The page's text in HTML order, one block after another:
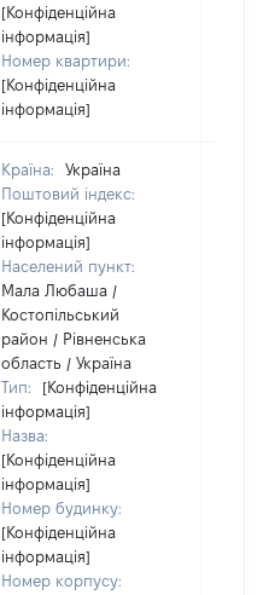
[Конфіденційна
інформація]
Номер квартири:
[Конфіденційна
інформація]
Країна:
Україна
Поштовий індекс:
[Конфіденційна
інформація]
Населений пункт:
Мала Любаша /
Костопільський
район / Рівненська
область / Україна
Тип:
[Конфіденційна
інформація]
Назва:
[Конфіденційна
інформація]
Номер будинку:
[Конфіденційна
інформація]
Номер корпусу: